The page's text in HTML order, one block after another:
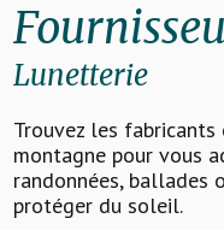
Lunetterie
Trouvez les
montagne pour vous
randonnées, ballades
protéger du soleil.